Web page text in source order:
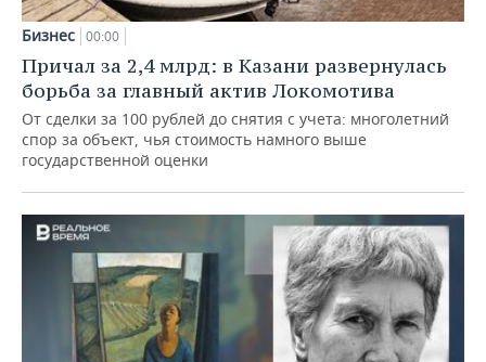
Бизнес 00:00
Причал за 2,4 млрд: в Казани развернулась
борьба за главный актив Локомотива
От сделки за 100 рублей до снятия с учета: многолетний
спор за объект, чья стоимость намного выше
государственной оценки